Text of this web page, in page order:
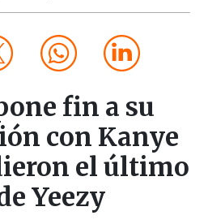
fin a su
con Kanye
el último
Yeezy